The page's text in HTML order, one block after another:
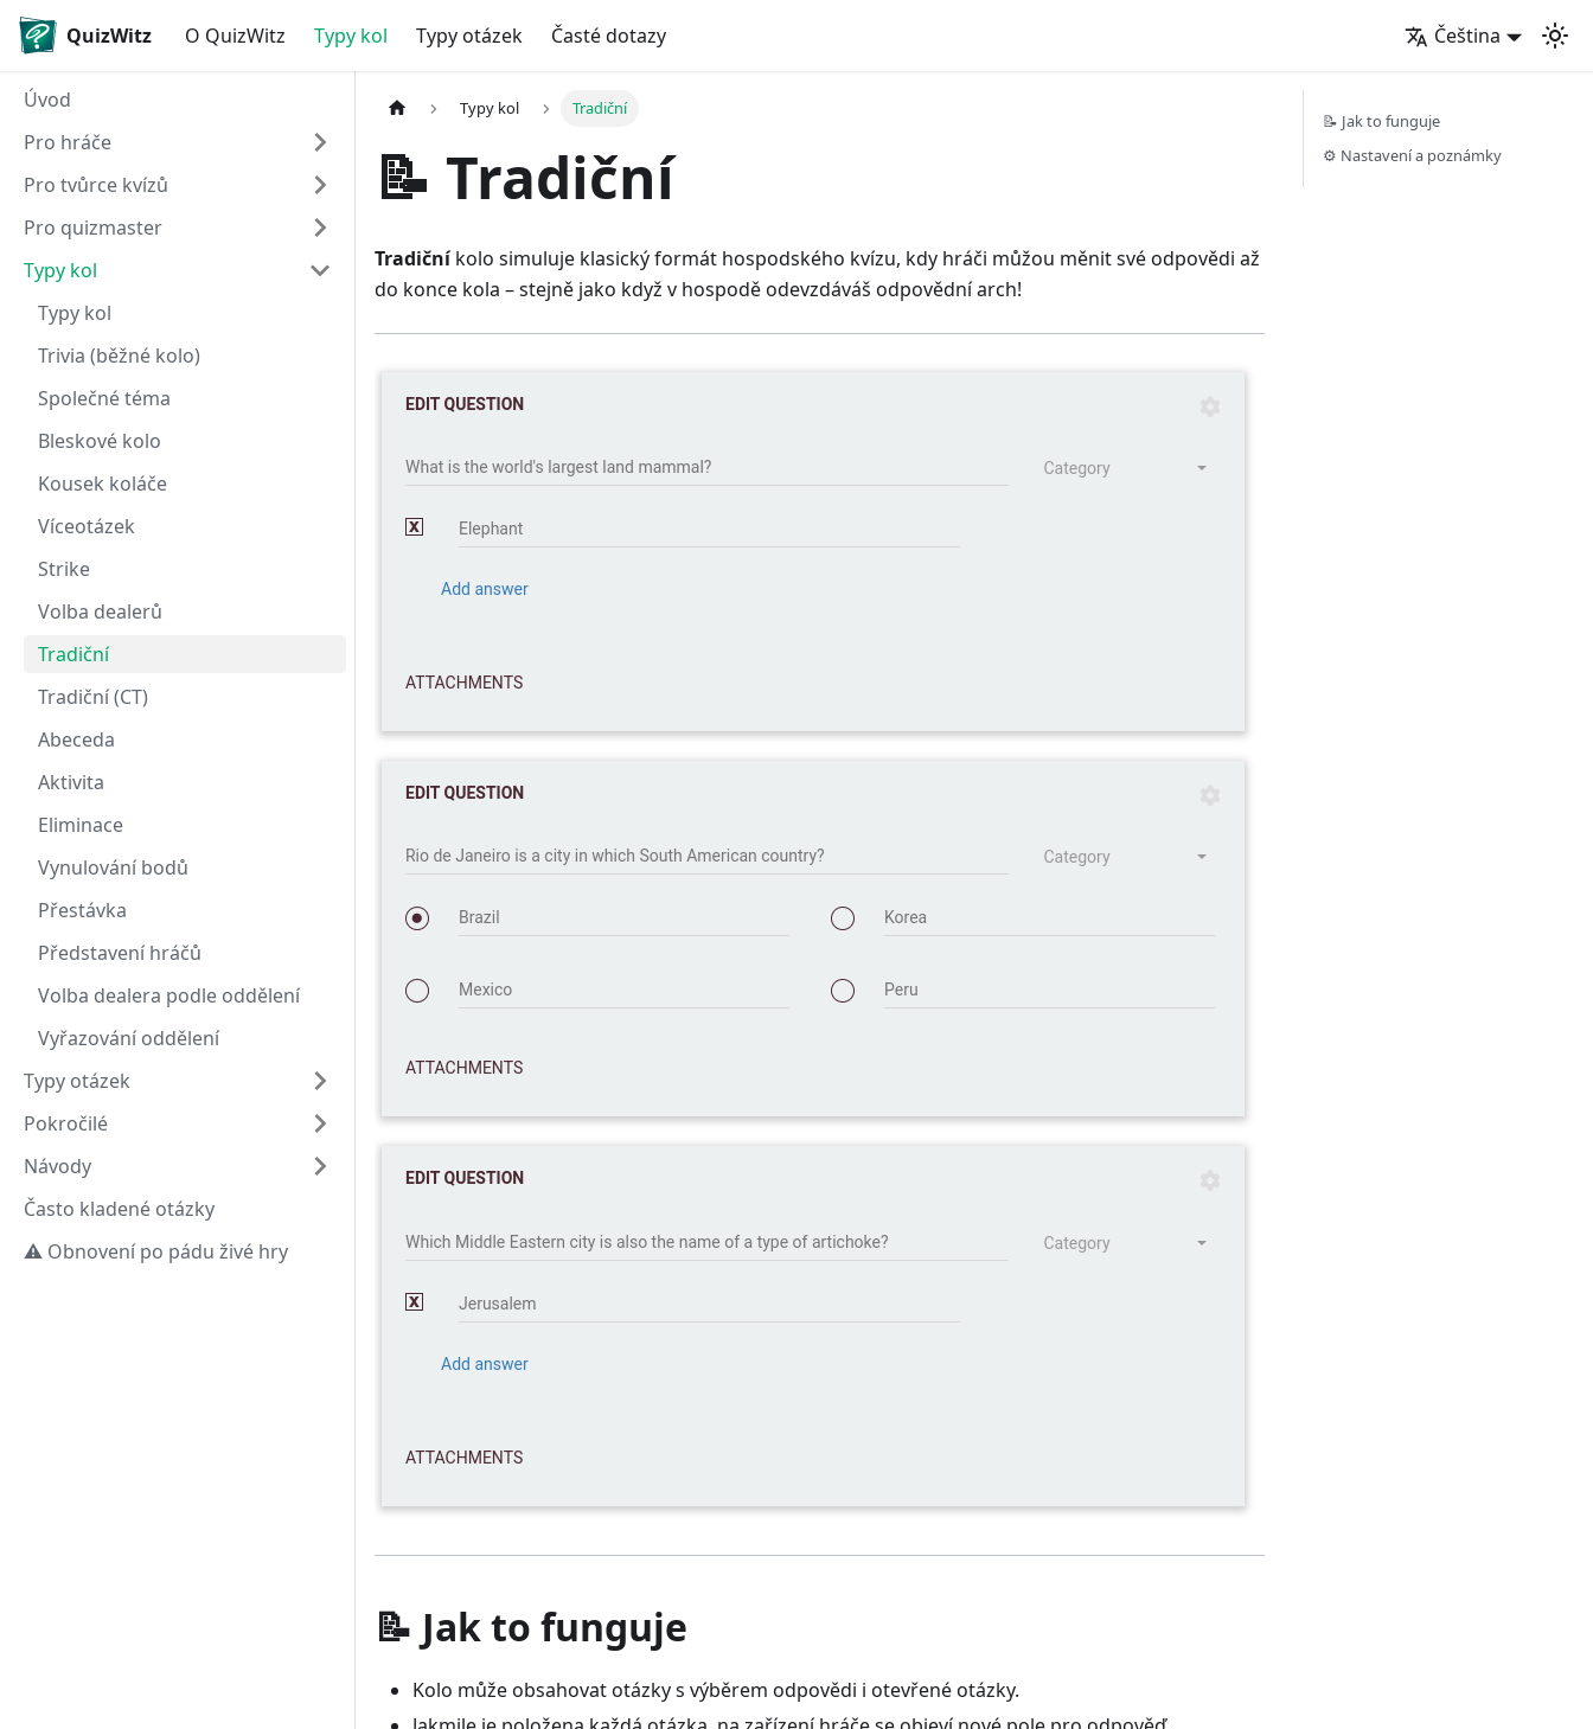
QuizWitz O QuizWitz Typy kol Typy otázek Časté dotazy Čeština
Úvod
Pro hráče
Pro tvůrce kvízů
Pro quizmaster
Typy kol
Typy kol
Trivia (běžné kolo)
Společné téma
Bleskové kolo
Kousek koláče
Víceotázek
Strike
Volba dealerů
Tradiční
Tradiční (CT)
Abeceda
Aktivita
Eliminace
Vynulování bodů
Přestávka
Představení hráčů
Volba dealera podle oddělení
Vyřazování oddělení
Typy otázek
Pokročilé
Návody
Často kladené otázky
⚠️ Obnovení po pádu živé hry
Typy kol Tradiční
📝 Tradiční
Tradičníkolo simuluje klasický formát hospodského kvízu, kdy hráči můžou měnit své odpovědi až
do konce kola – stejně jako když v hospodě odevzdáváš odpovědní arch!
📝 Jak to funguje
Kolo může obsahovat otázky s výběrem odpovědi i otevřené otázky.
📝 Jak to funguje
⚙️ Nastavení a poznámky